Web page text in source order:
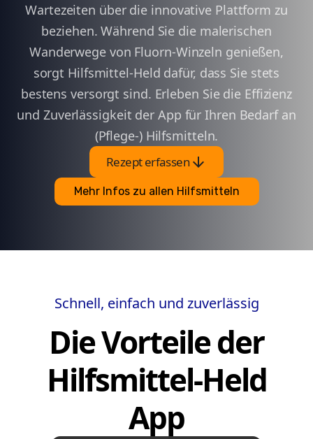
Wartezeiten über die innovative Plattform zu
beziehen. Während Sie die malerischen
Wanderwege von Fluorn-Winzeln genießen,
sorgt Hilfsmittel-Held dafür, dass Sie stets
bestens versorgt sind. Erleben Sie die Effizienz
und Zuverlässigkeit der App für Ihren Bedarf an
(Pflege-) Hilfsmitteln.
Rezept erfassenarrow_downward
Mehr Infos zu allen Hilfsmitteln
Schnell, einfach und zuverlässig
Die Vorteile der
Hilfsmittel-Held
App